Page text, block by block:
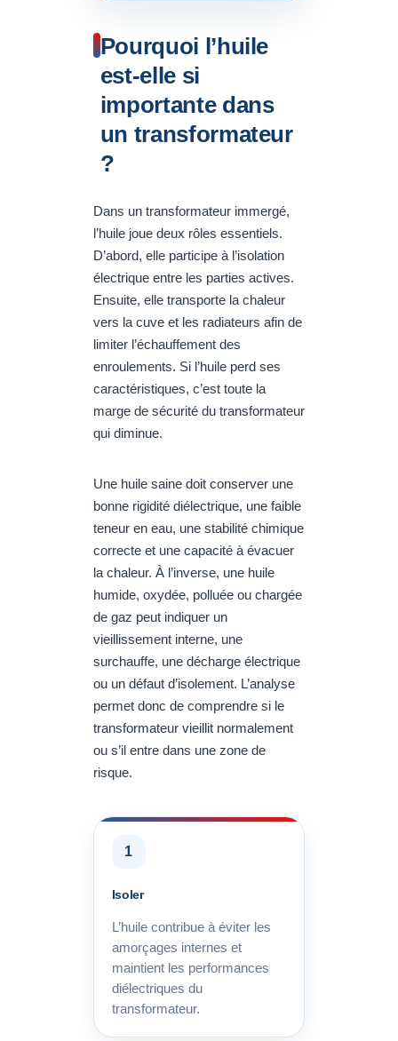
Pourquoi l’huile
est-elle si
importante dans
un transformateur
?
Dans un transformateur immergé,
l’huile joue deux rôles essentiels.
D’abord, elle participe à l’isolation
électrique entre les parties actives.
Ensuite, elle transporte la chaleur
vers la cuve et les radiateurs afin de
limiter l’échauffement des
enroulements. Si l’huile perd ses
caractéristiques, c’est toute la
marge de sécurité du transformateur
qui diminue.
Une huile saine doit conserver une
bonne rigidité diélectrique, une faible
teneur en eau, une stabilité chimique
correcte et une capacité à évacuer
la chaleur. À l’inverse, une huile
humide, oxydée, polluée ou chargée
de gaz peut indiquer un
vieillissement interne, une
surchauffe, une décharge électrique
ou un défaut d’isolement. L’analyse
permet donc de comprendre si le
transformateur vieillit normalement
ou s’il entre dans une zone de
risque.
1
Isoler
L’huile contribue à éviter les
amorçages internes et
maintient les performances
diélectriques du
transformateur.